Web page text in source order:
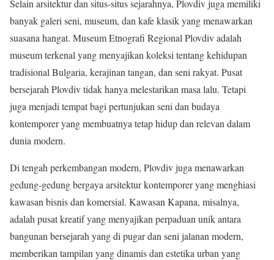
Selain arsitektur dan situs-situs sejarahnya, Plovdiv juga memiliki
banyak galeri seni, museum, dan kafe klasik yang menawarkan
suasana hangat. Museum Etnografi Regional Plovdiv adalah
museum terkenal yang menyajikan koleksi tentang kehidupan
tradisional Bulgaria, kerajinan tangan, dan seni rakyat. Pusat
bersejarah Plovdiv tidak hanya melestarikan masa lalu. Tetapi
juga menjadi tempat bagi pertunjukan seni dan budaya
kontemporer yang membuatnya tetap hidup dan relevan dalam
dunia modern.
Di tengah perkembangan modern, Plovdiv juga menawarkan
gedung-gedung bergaya arsitektur kontemporer yang menghiasi
kawasan bisnis dan komersial. Kawasan Kapana, misalnya,
adalah pusat kreatif yang menyajikan perpaduan unik antara
bangunan bersejarah yang di pugar dan seni jalanan modern,
memberikan tampilan yang dinamis dan estetika urban yang